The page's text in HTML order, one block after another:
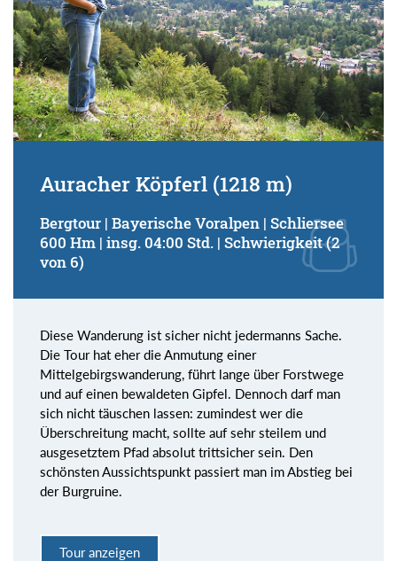
Auracher Köpferl (1218 m)
Bergtour | Bayerische Voralpen | Schliersee
600 Hm | insg. 04:00 Std. | Schwierigkeit (2
von 6)
Diese Wanderung ist sicher nicht jedermanns Sache.
Die Tour hat eher die Anmutung einer
Mittelgebirgswanderung, führt lange über Forstwege
und auf einen bewaldeten Gipfel. Dennoch darf man
sich nicht täuschen lassen: zumindest wer die
Überschreitung macht, sollte auf sehr steilem und
ausgesetztem Pfad absolut trittsicher sein. Den
schönsten Aussichtspunkt passiert man im Abstieg bei
der Burgruine.
Tour anzeigen